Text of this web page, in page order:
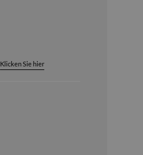
Klicken Sie hier